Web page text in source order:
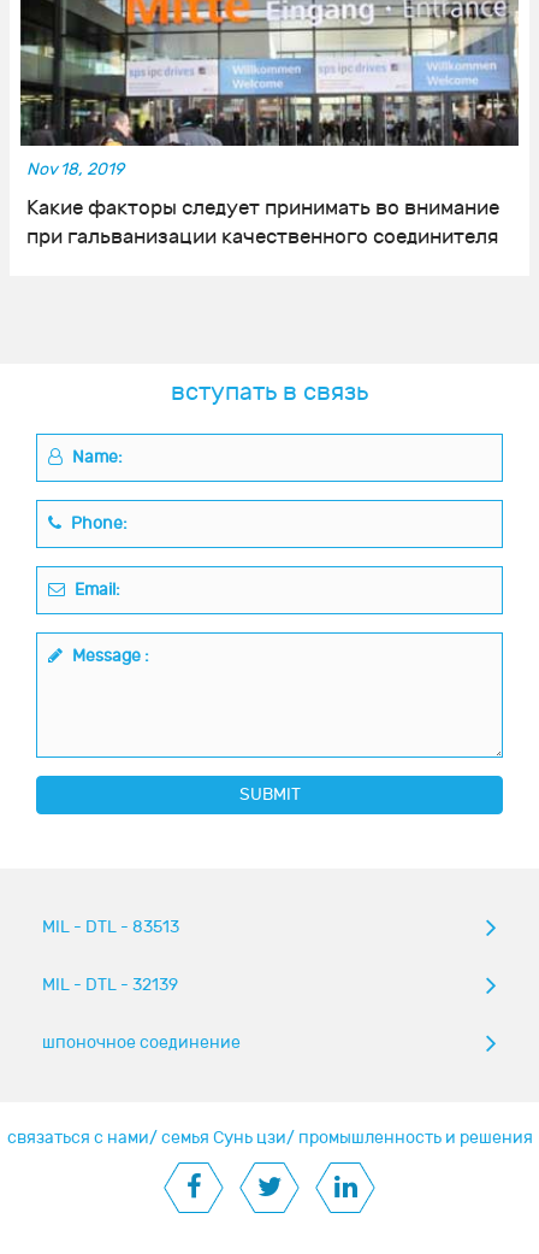
Nov 18, 2019
Какие факторы следует принимать во внимание
при гальванизации качественного соединителя
вступать в связь
Name:
Phone:
Email:
Message :
SUBMIT
MIL - DTL - 83513
MIL - DTL - 32139
шпоночное соединение
связаться с нами/семья Сунь цзи/ промышленность и решения